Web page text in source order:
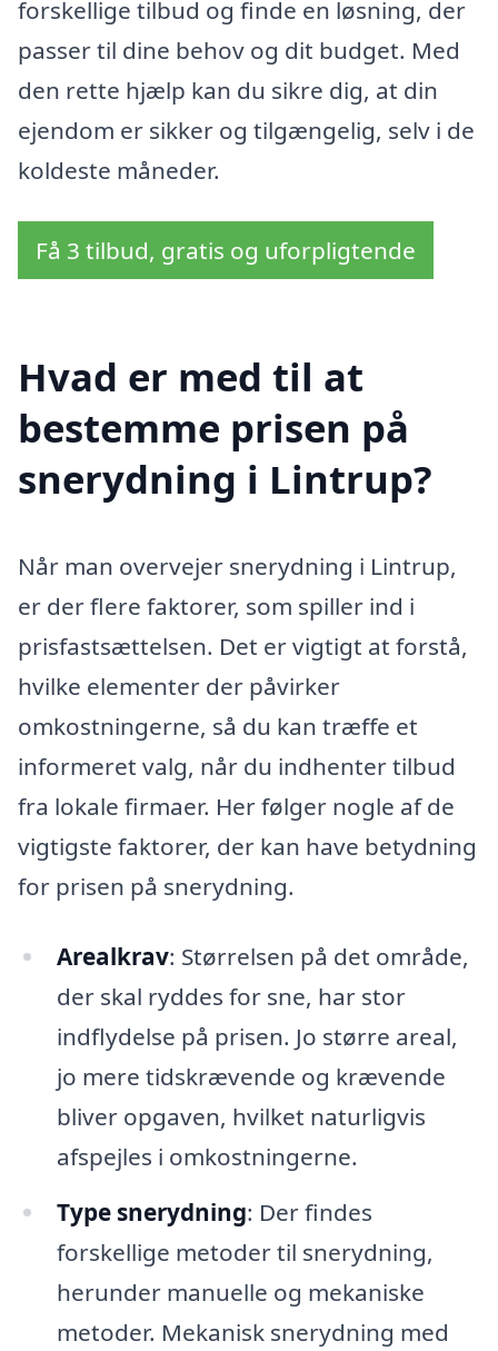
forskellige tilbud og finde en løsning, der
passer til dine behov og dit budget. Med
den rette hjælp kan du sikre dig, at din
ejendom er sikker og tilgængelig, selv i de
koldeste måneder.
Få 3 tilbud, gratis og uforpligtende
Hvad er med til at
bestemme prisen på
snerydning i Lintrup?
Når man overvejer snerydning i Lintrup,
er der flere faktorer, som spiller ind i
prisfastsættelsen. Det er vigtigt at forstå,
hvilke elementer der påvirker
omkostningerne, så du kan træffe et
informeret valg, når du indhenter tilbud
fra lokale firmaer. Her følger nogle af de
vigtigste faktorer, der kan have betydning
for prisen på snerydning.
Arealkrav: Størrelsen på det område,
der skal ryddes for sne, har stor
indflydelse på prisen. Jo større areal,
jo mere tidskrævende og krævende
bliver opgaven, hvilket naturligvis
afspejles i omkostningerne.
Type snerydning: Der findes
forskellige metoder til snerydning,
herunder manuelle og mekaniske
metoder. Mekanisk snerydning med